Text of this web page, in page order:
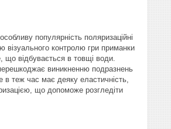
популярність поляризаційні
візуального контролю гри приманки
що відбувається в товщі води.
виникненню подразнень
в теж час має деяку еластичність,
що допоможе розгледіти